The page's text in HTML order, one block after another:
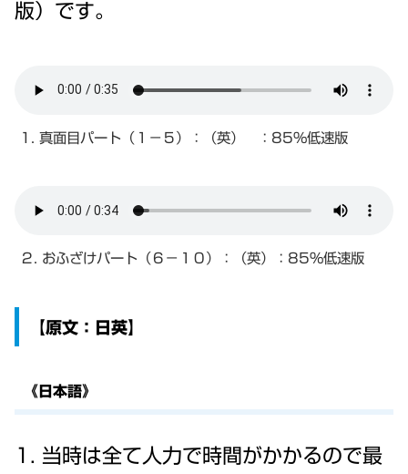
版）です。
1. 真面目パート（１－５）：（英） ：85%低速版
２. おふざけパート（６－１０）：（英）：85%低速版
【原文：日英】
《日本語》
当時は全て人力で時間がかかるので最